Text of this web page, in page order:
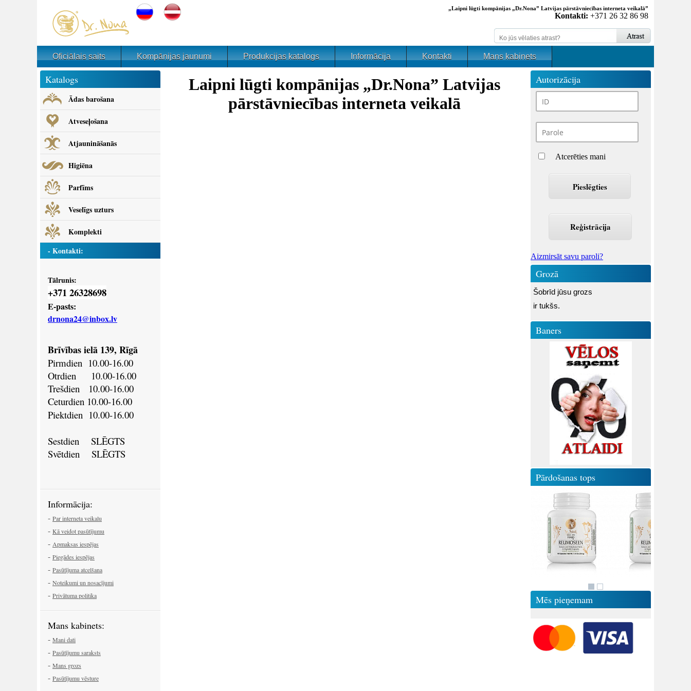
„Laipni lūgti kompānijas „Dr.Nona” Latvijas pārstāvniecības interneta veikalā”
Kontakti: +371 26 32 86 98
Oficiālais saits Kompānijas jaunumi Produkcijas katalogs Informācija Kontakti Mans kabinets
Laipni lūgti kompānijas „Dr.Nona” Latvijas
pārstāvniecības interneta veikalā
Katalogs
Ādas barošana
Atveseļošana
Atjaunināšanās
Higiēna
Parfīms
Veselīgs uzturs
Komplekti
- Kontakti:
Tālrunis:
+371 26328698
E-pasts:
drnona24@inbox.lv
Brīvības ielā 139, Rīgā
Pirmdien 10.00-16.00
Otrdien 10.00-16.00
Trešdien 10.00-16.00
Ceturdien 10.00-16.00
Piektdien 10.00-16.00
Sestdien SLĒGTS
Svētdien SLĒGTS
Informācija:
- Par interneta veikalu
- Kā veidot pasūtījumu
- Apmaksas iespējas
- Piegādes iespējas
- Pasūtījuma atcelšana
- Noteikumi un nosacījumi
- Privātuma politika
Mans kabinets:
- Mani dati
- Pasūtījumu saraksts
- Mans grozs
- Pasūtījumu vēsture
Autorizācija
Atcerēties mani
Reģistrācija
Aizmirsāt savu paroli?
Grozā
Šobrīd jūsu grozs
ir tukšs.
Baners
Pārdošanas tops
Mēs pieņemam